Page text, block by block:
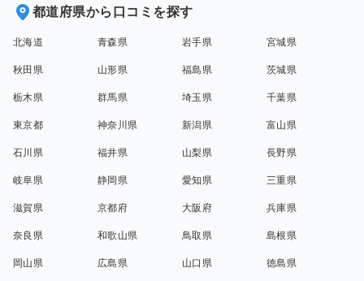
都道府県から口コミを探す
北海道 青森県 岩手県 宮城県
秋田県 山形県 福島県 茨城県
栃木県 群馬県 埼玉県 千葉県
東京都 神奈川県 新潟県 富山県
石川県 福井県 山梨県 長野県
岐阜県 静岡県 愛知県 三重県
滋賀県 京都府 大阪府 兵庫県
奈良県 和歌山県 鳥取県 島根県
岡山県 広島県 山口県 徳島県